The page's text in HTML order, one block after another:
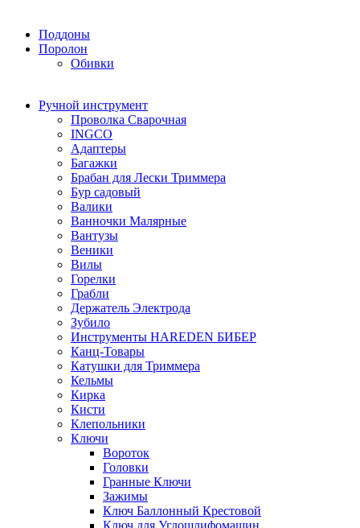
Поддоны
Поролон
Обивки
Ручной инструмент
Проволка Сварочная
INGCO
Адаптеры
Багажки
Брабан для Лески Триммера
Бур садовый
Валики
Ванночки Малярные
Вантузы
Веники
Вилы
Горелки
Грабли
Держатель Электрода
Зубило
Инструменты HAREDEN БИБЕР
Канц-Товары
Катушки для Триммера
Кельмы
Кирка
Кисти
Клепольники
Ключи
Вороток
Головки
Гранные Ключи
Зажимы
Ключ Баллонный Крестовой
Ключ для Углошлифомашин